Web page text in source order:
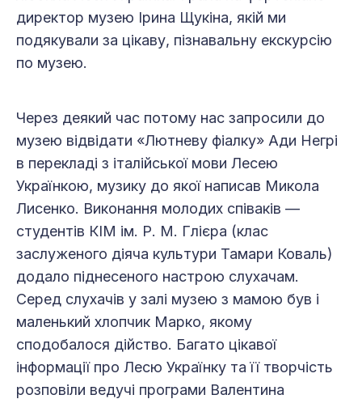
директор музею Ірина Щукіна, якій ми
подякували за цікаву, пізнавальну екскурсію
по музею.
Через деякий час потому нас запросили до
музею відвідати «Лютневу фіалку» Ади Негрі
в перекладі з італійської мови Лесею
Українкою, музику до якої написав Микола
Лисенко. Виконання молодих співаків —
студентів КІМ ім. Р. М. Глієра (клас
заслуженого діяча культури Тамари Коваль)
додало піднесеного настрою слухачам.
Серед слухачів у залі музею з мамою був і
маленький хлопчик Марко, якому
сподобалося дійство. Багато цікавої
інформації про Лесю Українку та її творчість
розповіли ведучі програми Валентина